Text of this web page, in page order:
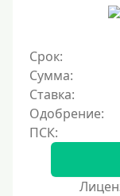
2 недели
15 дней
20 дней
21 день
На месяц
30 дней без
Срок:
Сумма:
Ставка:
Одобрение: